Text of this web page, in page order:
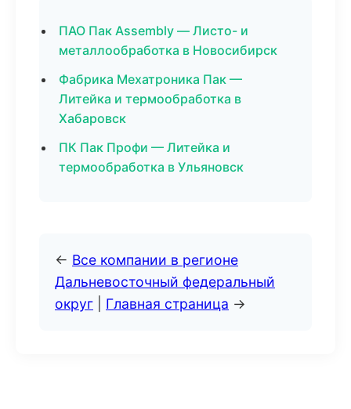
ПАО Пак Assembly — Листо- и
металлообработка в Новосибирск
Фабрика Мехатроника Пак —
Литейка и термообработка в
Хабаровск
ПК Пак Профи — Литейка и
термообработка в Ульяновск
← Все компании в регионе
Дальневосточный федеральный
округ
Главная страница →